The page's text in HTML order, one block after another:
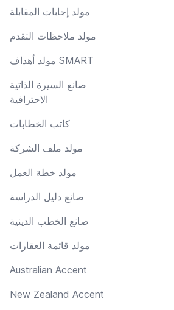
مولد إجابات المقابلة
مولد ملاحظات التقدم
مولد أهداف SMART
صانع السيرة الذاتية
الاحترافية
كاتب الخطابات
مولد ملف الشركة
مولد خطة العمل
صانع دليل الدراسة
صانع الخطب الدينية
مولد قائمة العقارات
Australian Accent
New Zealand Accent